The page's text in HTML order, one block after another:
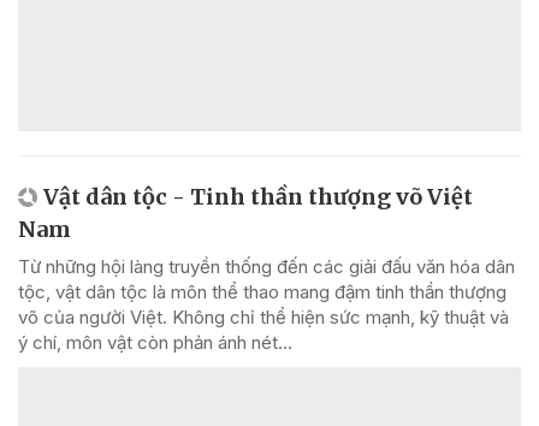
Vật dân tộc - Tinh thần thượng võ Việt
Nam
Từ những hội làng truyền thống đến các giải đấu văn hóa dân
tộc, vật dân tộc là môn thể thao mang đậm tinh thần thượng
võ của người Việt. Không chỉ thể hiện sức mạnh, kỹ thuật và
ý chí, môn vật còn phản ánh nét...